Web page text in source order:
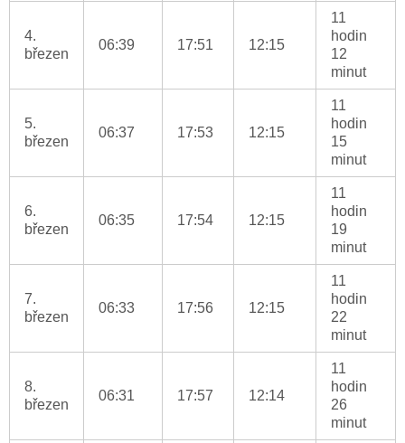
4.
březen
06:39 17:51 12:15
11
hodin
12
minut
5.
březen
06:37 17:53 12:15
11
hodin
15
minut
6.
březen
06:35 17:54 12:15
11
hodin
19
minut
7.
březen
06:33 17:56 12:15
11
hodin
22
minut
8.
březen
06:31 17:57 12:14
11
hodin
26
minut